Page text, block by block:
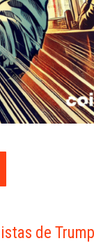
de Trump